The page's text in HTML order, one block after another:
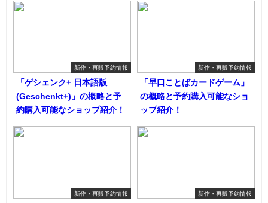
新作・再販予約情報
「ゲシェンク+ 日本語版
(Geschenkt+)」の概略と予
約購入可能なショップ紹介！
新作・再販予約情報
「早口ことばカードゲーム」
の概略と予約購入可能なショ
ップ紹介！
新作・再販予約情報 新作・再販予約情報